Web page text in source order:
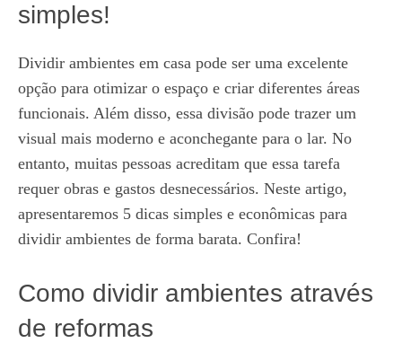
simples!
Dividir ambientes em casa pode ser uma excelente
opção para otimizar o espaço e criar diferentes áreas
funcionais. Além disso, essa divisão pode trazer um
visual mais moderno e aconchegante para o lar. No
entanto, muitas pessoas acreditam que essa tarefa
requer obras e gastos desnecessários. Neste artigo,
apresentaremos 5 dicas simples e econômicas para
dividir ambientes de forma barata. Confira!
Como dividir ambientes através
de reformas